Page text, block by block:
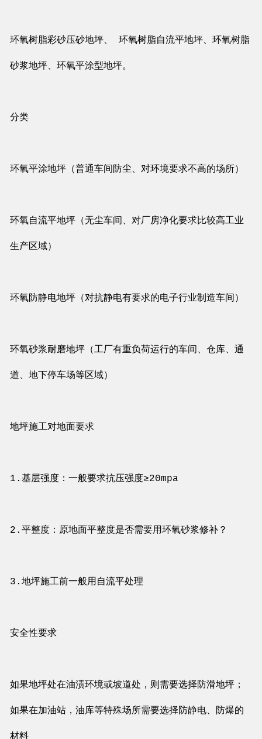
环氧树脂彩砂压砂地坪、 环氧树脂自流平地坪、环氧树脂
砂浆地坪、环氧平涂型地坪。
分类
环氧平涂地坪（普通车间防尘、对环境要求不高的场所）
环氧自流平地坪（无尘车间、对厂房净化要求比较高工业
生产区域）
环氧防静电地坪（对抗静电有要求的电子行业制造车间）
环氧砂浆耐磨地坪（工厂有重负荷运行的车间、仓库、通
道、地下停车场等区域）
地坪施工对地面要求
1.基层强度：一般要求抗压强度≥20mpa
2.平整度：原地面平整度是否需要用环氧砂浆修补？
3.地坪施工前一般用自流平处理
安全性要求
如果地坪处在油渍环境或坡道处，则需要选择防滑地坪；
如果在加油站，油库等特殊场所需要选择防静电、防爆的
材料